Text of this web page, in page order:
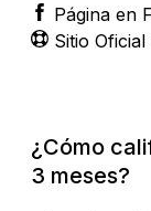
Página en
Sitio
¿Cómo
3 meses?